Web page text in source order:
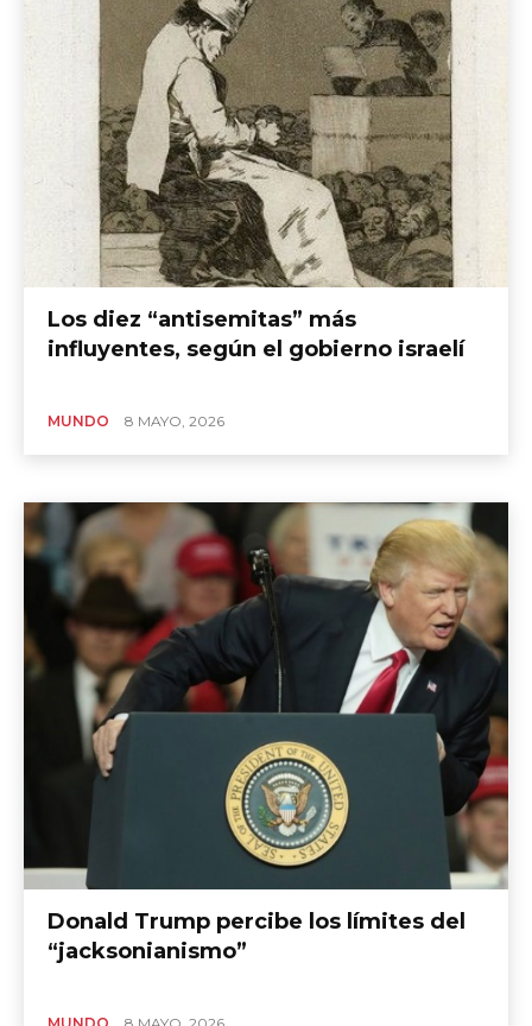
Los diez “antisemitas” más
influyentes, según el gobierno israelí
MUNDO 8 MAYO, 2026
Donald Trump percibe los límites del
“jacksonianismo”